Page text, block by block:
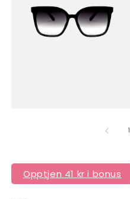
1
Opptjen 41 kr i bonus